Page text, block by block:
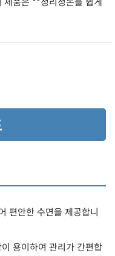
편안한 수면을 제공합니
용이하여 관리가 간편합